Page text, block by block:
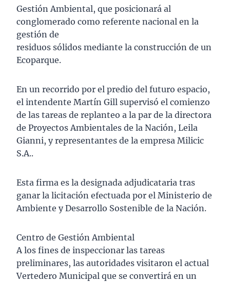
Gestión Ambiental, que posicionará al
conglomerado como referente nacional en la
gestión de
residuos sólidos mediante la construcción de un
Ecoparque.
En un recorrido por el predio del futuro espacio,
el intendente Martín Gill supervisó el comienzo
de las tareas de replanteo a la par de la directora
de Proyectos Ambientales de la Nación, Leila
Gianni, y representantes de la empresa Milicic
S.A..
Esta firma es la designada adjudicataria tras
ganar la licitación efectuada por el Ministerio de
Ambiente y Desarrollo Sostenible de la Nación.
Centro de Gestión Ambiental
A los fines de inspeccionar las tareas
preliminares, las autoridades visitaron el actual
Vertedero Municipal que se convertirá en un